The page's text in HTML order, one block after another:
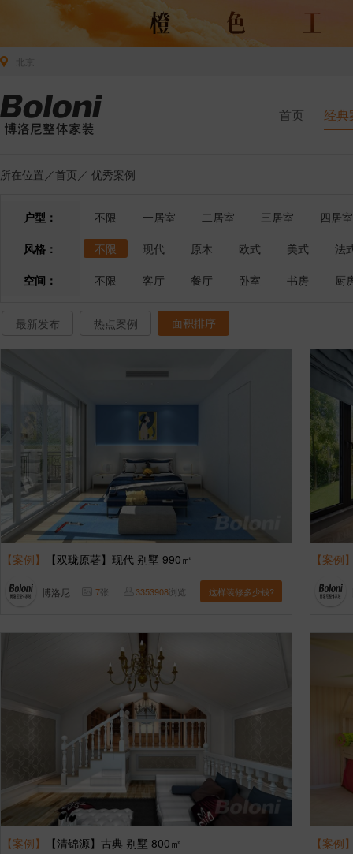
首页 经典
所在位置／首页 ／ 优秀案例
户型： 不限 一居室 二居室 三居室
四居室
风格：
不限 现代 原木 欧式 美式
法
空间：
不限 客厅 餐厅 卧室 书房 厨
最新发布 热点案例 面积排序
【案例】 【双珑原著】现代 别墅 990㎡
博洛尼 7张 3353908浏览 这样装修多少钱?
【案例
【案例】 【清锦源】古典 别墅 800㎡ 【案例